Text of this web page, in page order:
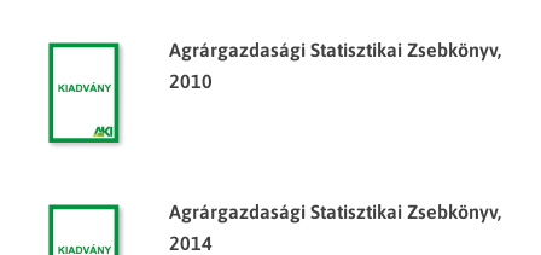
Agrárgazdasági Statisztikai Zsebkönyv,
2010
Agrárgazdasági Statisztikai Zsebkönyv,
2014